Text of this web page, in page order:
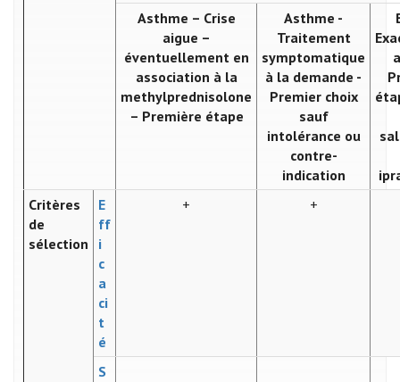
Asthme – Crise
aigue –
éventuellement en
association à la
methylprednisolone
– Première étape
Asthme -
Traitement
symptomatique
à la demande -
Premier choix
sauf
intolérance ou
contre-
indication
Critères
de
sélection
E
ff
i
c
a
ci
t
é
+ +
S